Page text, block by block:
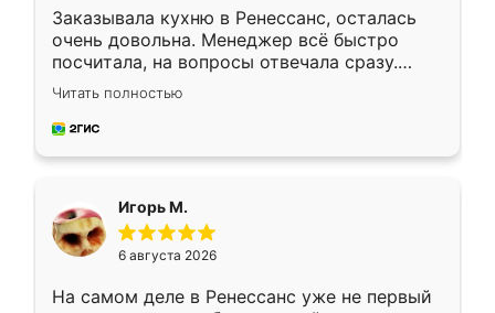
Заказывала кухню в Ренессанс, осталась
очень довольна. Менеджер всё быстро
посчитала, на вопросы отвечала сразу.
Замерщик приехал в субботу, подошёл к
делу со всей ответственностью. Собрали
за день, ребята работали аккуратно, даже
Читать полностью
Игорь М.
6 августа 2026
На самом деле в Ренессанс уже не первый